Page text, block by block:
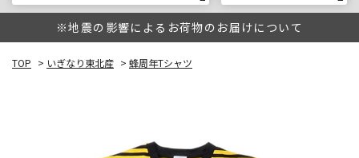
※地震の影響によるお荷物のお届けについて
TOP > いぎなり東北産 > 蜂周年Tシャツ